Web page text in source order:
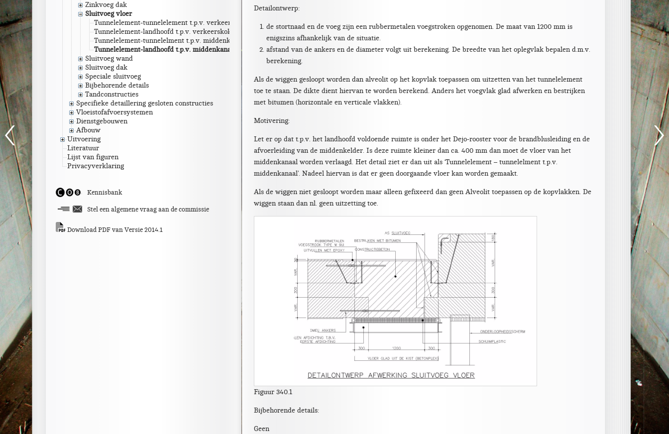
Zinkvoeg dak
Sluitvoeg vloer
Tunnelelement-tunnelelement t.p.v. verkeerskoker
Tunnelelement-landhoofd t.p.v. verkeerskoker
Tunnelelement-tunnelelment t.p.v. middenkanaal
Tunnelelement-landhoofd t.p.v. middenkanaal
Sluitvoeg wand
Sluitvoeg dak
Speciale sluitvoeg
Bijbehorende details
Tandconstructies
Specifieke detaillering gesloten constructies
Vloeistofafvoersystemen
Dienstgebouwen
Afbouw
Uitvoering
Literatuur
Lijst van figuren
Privacyverklaring
Kennisbank
Stel een algemene vraag aan de commissie
Download PDF van Versie 2014.1
Detailontwerp:
de stortnaad en de voeg zijn een rubbermetalen voegstroken opgenomen. De maat van 1200 mm is
enigszins afhankelijk van de situatie.
afstand van de ankers en de diameter volgt uit berekening. De breedte van het oplegvlak bepalen d.m.v.
berekening.
Als de wiggen gesloopt worden dan alveolit op het kopvlak toepassen om uitzetten van het tunnelelement
toe te staan. De dikte dient hiervan te worden berekend. Anders het voegvlak glad afwerken en bestrijken
met bitumen (horizontale en verticale vlakken).
Motivering:
Let er op dat t.p.v. het landhoofd voldoende ruimte is onder het Dejo-rooster voor de brandblusleiding en de
afvoerleiding van de middenkelder. Is deze ruimte kleiner dan ca. 400 mm dan moet de vloer van het
middenkanaal worden verlaagd. Het detail ziet er dan uit als ‘Tunnelelement – tunnelelment t.p.v.
middenkanaal’. Nadeel hiervan is dat er geen doorgaande vloer kan worden gemaakt.
Als de wiggen niet gesloopt worden maar alleen gefixeerd dan geen Alveolit toepassen op de kopvlakken. De
wiggen staan dan nl. geen uitzetting toe.
Figuur 340.1
Bijbehorende details:
Geen